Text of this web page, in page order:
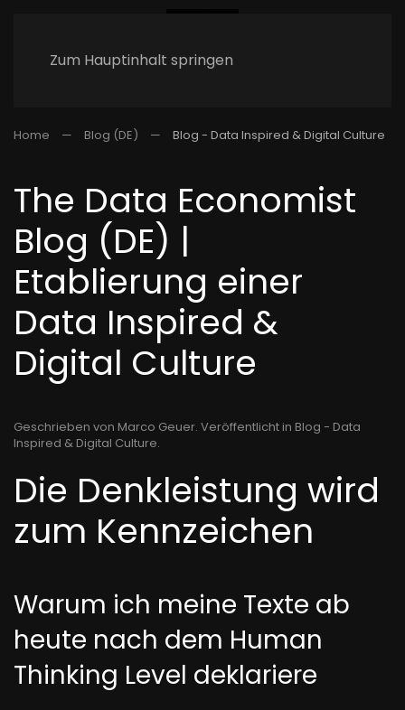
Zum Hauptinhalt springen
Home Blog (DE) Blog - Data Inspired & Digital Culture
The Data Economist
Blog (DE) |
Etablierung einer
Data Inspired &
Digital Culture
Geschrieben von Marco Geuer. Veröffentlicht in Blog - Data
Inspired & Digital Culture.
Die Denkleistung wird
zum Kennzeichen
Warum ich meine Texte ab
heute nach dem Human
Thinking Level deklariere